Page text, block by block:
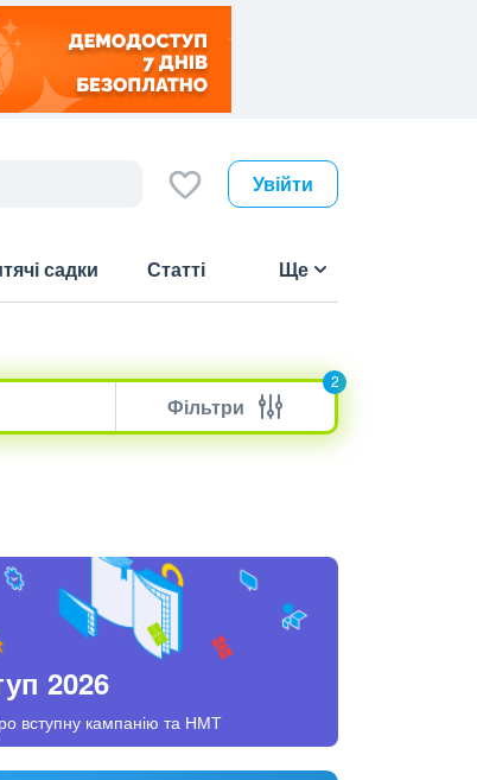
Увійти
садки Статті Ще
Фільтри
2
2026
вступну кампанію та НМТ